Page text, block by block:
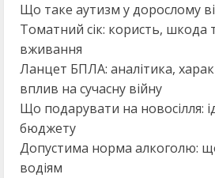
Що таке аутизм у дорослому
Томатний сік: користь, шкода
вживання
Ланцет БПЛА: аналітика,
вплив на сучасну війну
Що подарувати на новосілля:
бюджету
Допустима норма алкоголю:
водіям